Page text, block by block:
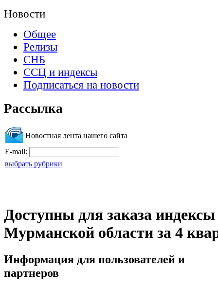
Новости
Общее
Релизы
СНБ
ССЦ и индексы
Подписаться на новости
Рассылка
Новостная лента нашего сайта
E-mail:
выбрать рубрики
Доступны для заказа
Мурманской области за 4
Информация для пользователей и
партнеров